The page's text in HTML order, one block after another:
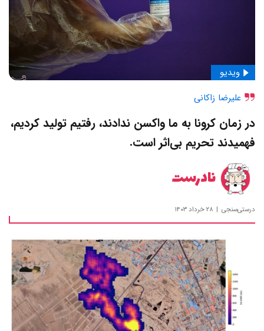
علیرضا زاکانی
ویدیو
در زمان کرونا به ما واکسن ندادند، رفتیم تولید کردیم،
فهمیدند تحریم بی‌اثر است.
نادرست
درستی‌سنجی ۲۸ خرداد ۱۴۰۳